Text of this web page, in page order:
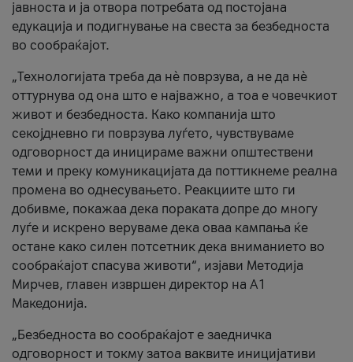
јавноста и ја отвора потребата од постојана
едукација и подигнување на свеста за безбедноста
во сообраќајот.
„Технологијата треба да нè поврзува, а не да нè
оттурнува од она што е најважно, а тоа е човечкиот
живот и безбедноста. Како компанија што
секојдневно ги поврзува луѓето, чувствуваме
одговорност да иницираме важни општествени
теми и преку комуникацијата да поттикнеме реална
промена во однесувањето. Реакциите што ги
добивме, покажаа дека пораката допре до многу
луѓе и искрено веруваме дека оваа кампања ќе
остане како силен потсетник дека вниманието во
сообраќајот спасува животи“, изјави Методија
Мирчев, главен извршен директор на А1
Македонија.
„Безбедноста во сообраќајот е заедничка
одговорност и токму затоа ваквите иницијативи